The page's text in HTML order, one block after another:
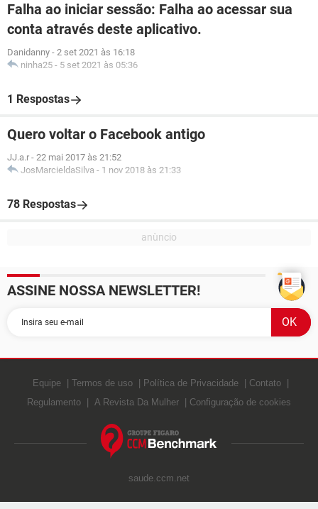
Falha ao iniciar sessão: Falha ao acessar sua
conta através deste aplicativo.
Danidanny - 2 set 2021 às 16:18
ninha25 - 5 set 2021 às 05:36
1 Respostas
Quero voltar o Facebook antigo
JJ.a.r - 22 mai 2017 às 21:52
JosMarcieldaSilva - 1 nov 2018 às 21:33
78 Respostas
ASSINE NOSSA NEWSLETTER!
Equipe Termos de uso Política de Privacidade
Contato
Regulamento
A Revista Da Mulher Configuração de cookies
saude.ccm.net